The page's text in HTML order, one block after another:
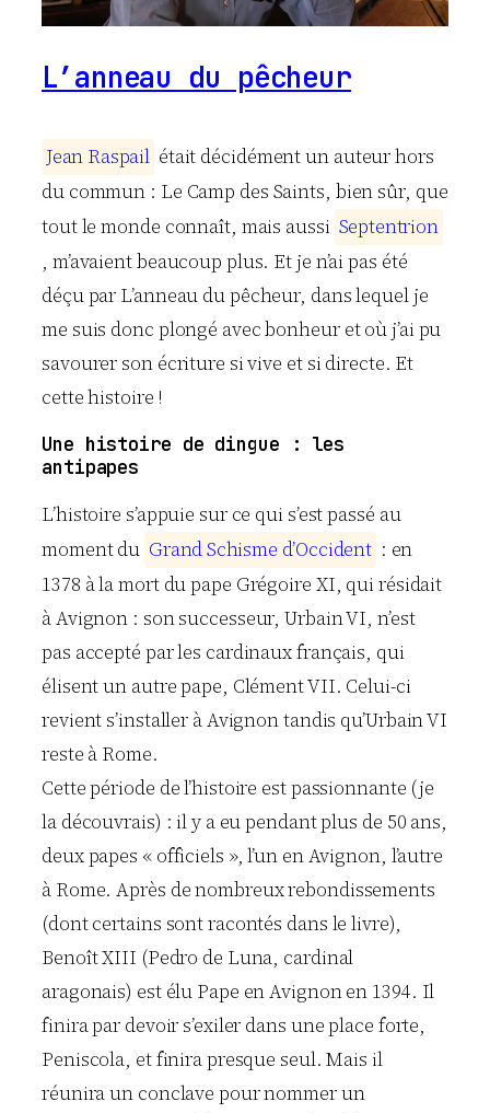
L’anneau du pêcheur
Jean Raspail était décidément un auteur hors
du commun : Le Camp des Saints, bien sûr, que
tout le monde connaît, mais aussi Septentrion
, m’avaient beaucoup plus. Et je n’ai pas été
déçu par L’anneau du pêcheur, dans lequel je
me suis donc plongé avec bonheur et où j’ai pu
savourer son écriture si vive et si directe. Et
cette histoire !
Une histoire de dingue : les
antipapes
L’histoire s’appuie sur ce qui s’est passé au
moment du GrandSchisme d’Occident : en
1378 à la mort du pape Grégoire XI, qui résidait
à Avignon : son successeur, Urbain VI, n’est
pas accepté par les cardinaux français, qui
élisent un autre pape, Clément VII. Celui-ci
revient s’installer à Avignon tandis qu’Urbain VI
reste à Rome.
Cette période de l’histoire est passionnante (je
la découvrais) : il y a eu pendant plus de 50 ans,
deux papes « officiels », l’un en Avignon, l’autre
à Rome. Après de nombreux rebondissements
(dont certains sont racontés dans le livre),
Benoît XIII (Pedro de Luna, cardinal
aragonais) est élu Pape en Avignon en 1394. Il
finira par devoir s’exiler dans une place forte,
Peniscola, et finira presque seul. Mais il
réunira un conclave pour nommer un